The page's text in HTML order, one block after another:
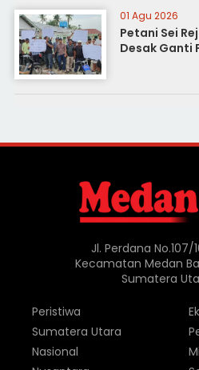
01 Agu 2026
Petani Sei
Desak Ganti
Jl. Perdana No.107/
Kecamatan Medan
Sumatera
Peristiwa
Sumatera Utara
Nasional